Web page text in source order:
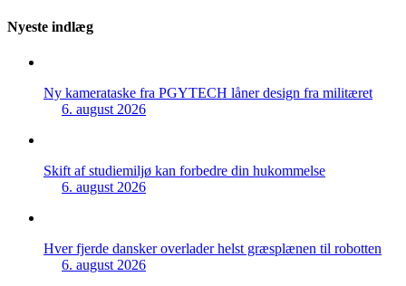
Nyeste indlæg
Ny kamerataske fra PGYTECH låner design fra militæret
6. august 2026
Skift af studiemiljø kan forbedre din hukommelse
6. august 2026
Hver fjerde dansker overlader helst græsplænen til robotten
6. august 2026